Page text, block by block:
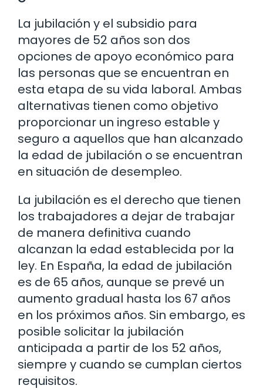
La jubilación y el subsidio para
mayores de 52 años son dos
opciones de apoyo económico para
las personas que se encuentran en
esta etapa de su vida laboral. Ambas
alternativas tienen como objetivo
proporcionar un ingreso estable y
seguro a aquellos que han alcanzado
la edad de jubilación o se encuentran
en situación de desempleo.
La jubilación es el derecho que tienen
los trabajadores a dejar de trabajar
de manera definitiva cuando
alcanzan la edad establecida por la
ley. En España, la edad de jubilación
es de 65 años, aunque se prevé un
aumento gradual hasta los 67 años
en los próximos años. Sin embargo, es
posible solicitar la jubilación
anticipada a partir de los 52 años,
siempre y cuando se cumplan ciertos
requisitos.